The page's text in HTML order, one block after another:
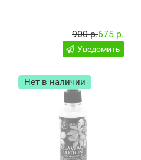
900 р.675 р.
Уведомить
Нет в наличии